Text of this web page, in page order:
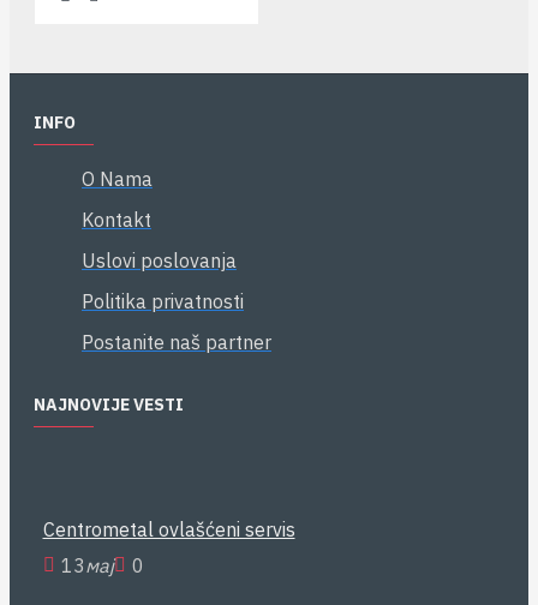
INFO
O Nama
Kontakt
Uslovi poslovanja
Politika privatnosti
Postanite naš partner
NAJNOVIJE VESTI
Centrometal ovlašćeni servis
13мај 0